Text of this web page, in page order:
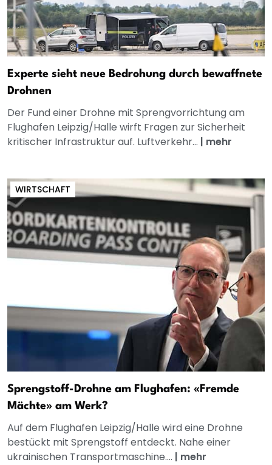
Experte sieht neue Bedrohung durch bewaffnete
Drohnen
Der Fund einer Drohne mit Sprengvorrichtung am
Flughafen Leipzig/Halle wirft Fragen zur Sicherheit
kritischer Infrastruktur auf. Luftverkehr... | mehr
WIRTSCHAFT
Sprengstoff-Drohne am Flughafen: «Fremde
Mächte» am Werk?
Auf dem Flughafen Leipzig/Halle wird eine Drohne
bestückt mit Sprengstoff entdeckt. Nahe einer
ukrainischen Transportmaschine.... | mehr